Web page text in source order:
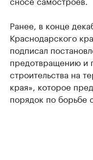
Ранее, в конце
Краснодарского
подписал
предотвращению и
строительства на
края», которое
порядок по борьбе